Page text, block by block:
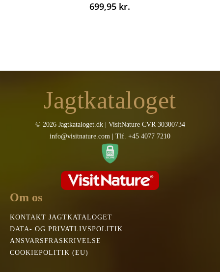
699,95 kr.
Jagtkataloget
© 2026 Jagtkataloget.dk | VisitNature CVR 30300734
info@visitnature.com | Tlf. +45 4077 7210
Om os
KONTAKT JAGTKATALOGET
DATA- OG PRIVATLIVSPOLITIK
ANSVARSFRASKRIVELSE
COOKIEPOLITIK (EU)